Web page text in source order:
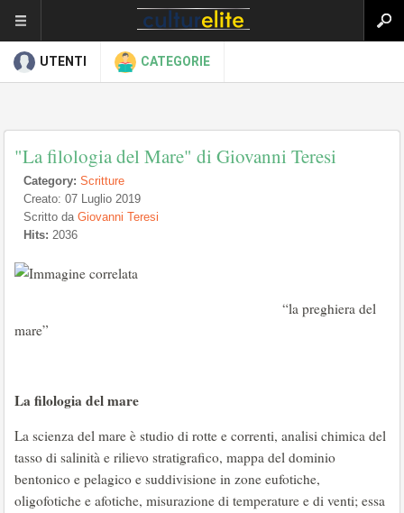
UTENTI CATEGORIE
"La filologia del Mare" di Giovanni Teresi
Category: Scritture
Creato: 07 Luglio 2019
Scritto da Giovanni Teresi
Hits: 2036
“la preghiera del
mare”
La filologia del mare
La scienza del mare è studio di rotte e correnti, analisi chimica del
tasso di salinità e rilievo stratigrafico, mappa del dominio
bentonico e pelagico e suddivisione in zone eufotiche,
oligofotiche e afotiche, misurazione di temperature e di venti; essa